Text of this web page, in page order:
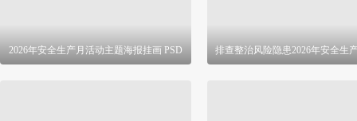
2026年安全生产月活动主题海报挂画 PSD